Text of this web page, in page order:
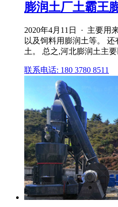
膨润土厂土霸王
2020年4月11日 · 主要用
以及饲料用膨润土等。
土。 总之,河北膨润土主要
联系电话: 180 3780 8511